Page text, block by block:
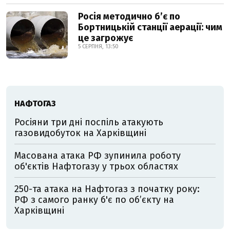
Росія методично б’є по
Бортницькій станції аерації: чим
це загрожує
5 СЕРПНЯ, 13:50
НАФТОГАЗ
Росіяни три дні поспіль атакують
газовидобуток на Харківщині
Масована атака РФ зупинила роботу
об'єктів Нафтогазу у трьох областях
250-та атака на Нафтогаз з початку року:
РФ з самого ранку б'є по об’єкту на
Харківщині